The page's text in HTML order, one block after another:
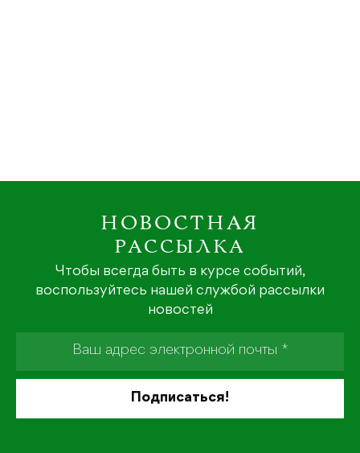
НОВОСТНАЯ
РАССЫЛКА
Чтобы всегда быть в курсе событий,
воспользуйтесь нашей службой рассылки
новостей